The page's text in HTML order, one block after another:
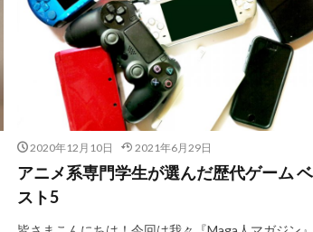
2020年12月10日 2021年6月29日
アニメ系専門学生が選んだ歴代ゲーム ベ
スト5